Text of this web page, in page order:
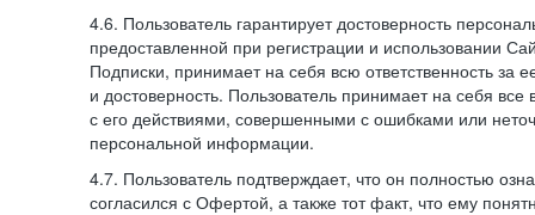
4.6. Пользователь гарантирует достоверность
предоставленной при регистрации и использовании
Подписки, принимает на себя всю ответственность за
и достоверность. Пользователь принимает на себя
с его действиями, совершенными с ошибками или
персональной информации.
4.7. Пользователь подтверждает, что он полностью
согласился с Офертой, а также тот факт, что ему